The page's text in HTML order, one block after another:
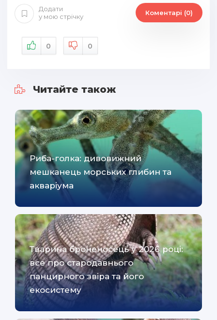
Додати
у мою стрічку
Коментарі (0)
0 0
Читайте також
Риба-голка: дивовижний
мешканець морських глибин та
акваріума
Тварина броненосець у 2026 році:
все про стародавнього
панцирного звіра та його
екосистему